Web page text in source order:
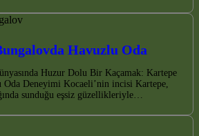
Havuzlu Oda
Huzur Dolu Bir Kaçamak: Kartepe
Oda Deneyimi Kocaeli’nin incisi Kartepe,
sunduğu eşsiz güzellikleriyle…